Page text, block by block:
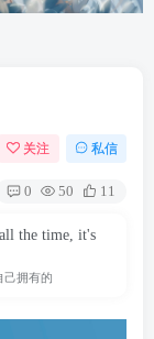
关注 私信
0 50 11
the time, it's
己拥有的